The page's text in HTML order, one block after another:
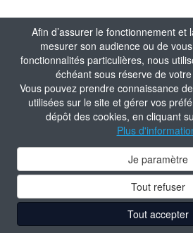
Afin d’assurer le fonctionnement et
mesurer son audience ou de
fonctionnalités particulières, nous
échéant sous réserve de
Vous pouvez prendre connaissance
utilisées sur le site et gérer vos
dépôt des cookies, en cliquant
Plus
Je paramètre
Tout refuser
Tout accepter